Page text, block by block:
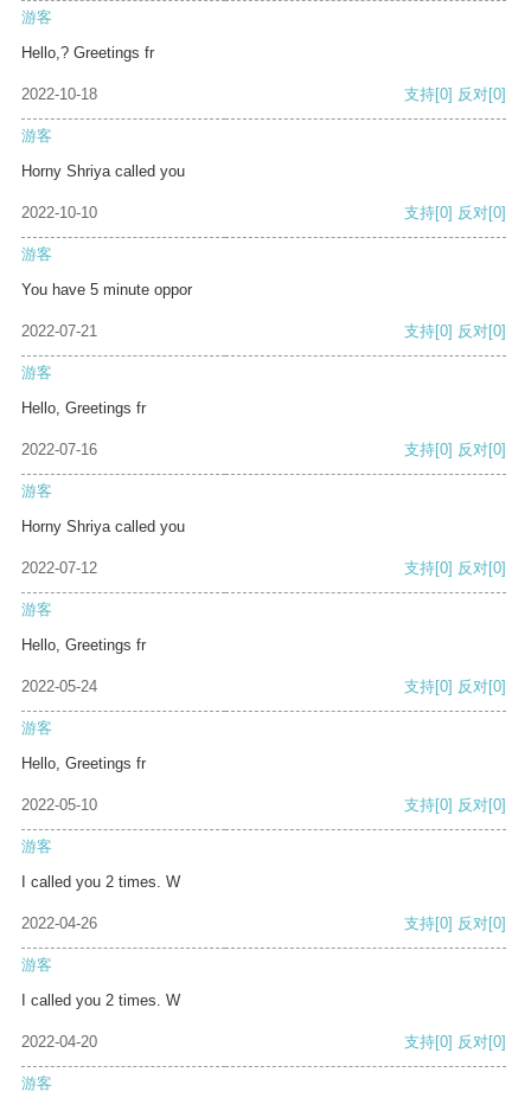
游客
Hello,? Greetings fr
2022-10-18 支持[0] 反对[0]
游客
Horny Shriya called you
2022-10-10 支持[0] 反对[0]
游客
You have 5 minute oppor
2022-07-21 支持[0] 反对[0]
游客
Hello, Greetings fr
2022-07-16 支持[0] 反对[0]
游客
Horny Shriya called you
2022-07-12 支持[0] 反对[0]
游客
Hello, Greetings fr
2022-05-24 支持[0] 反对[0]
游客
Hello, Greetings fr
2022-05-10 支持[0] 反对[0]
游客
I called you 2 times. W
2022-04-26 支持[0] 反对[0]
游客
I called you 2 times. W
2022-04-20 支持[0] 反对[0]
游客